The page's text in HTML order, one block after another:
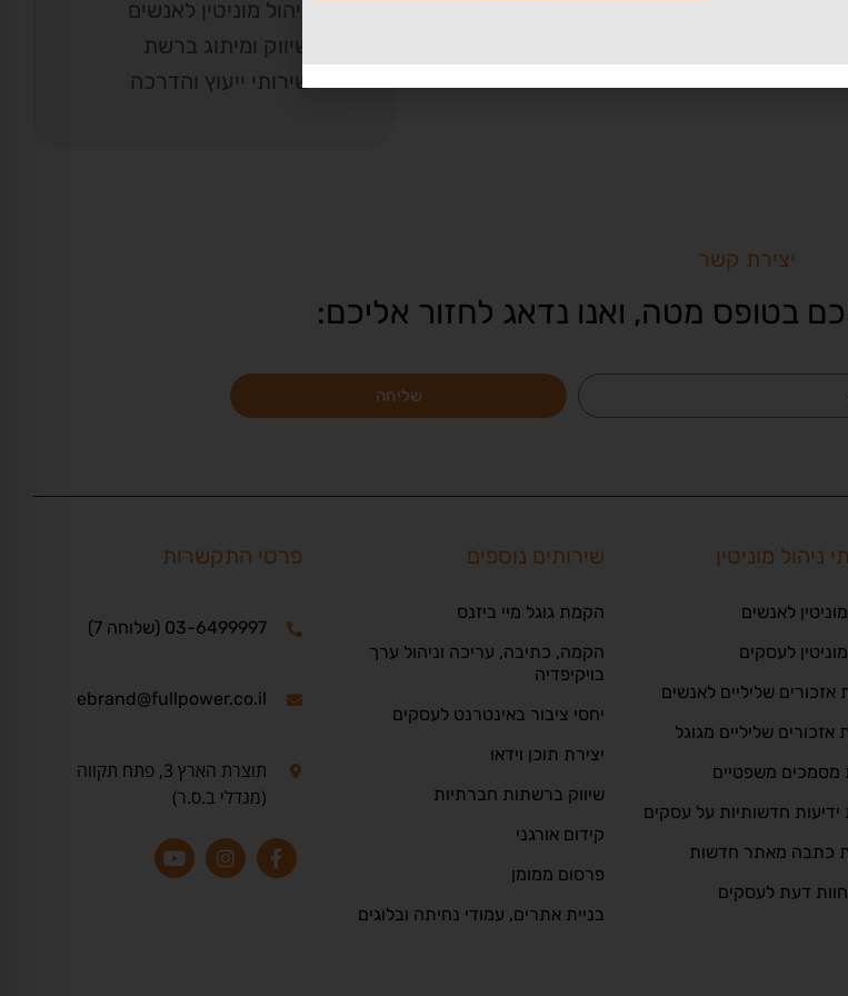
ניהול מוניטין לאנשים
שיווק ומיתוג ברשת
שירותי ייעוץ והדרכה
יצירת קשר
בטופס מטה, ואנו נדאג לחזור אליכם:
שליחה
ניהול מוניטין
לאנשים
לעסקים
אזכורים שליליים לאנשים
אזכורים שליליים מגוגל
משפטיים
חדשותיות על עסקים
כתבה מאתר חדשות
חוות דעת לעסקים
שירותים נוספים
הקמת גוגל מיי ביזנס
הקמה, כתיבה, עריכה וניהול ערך
בויקיפדיה
יחסי ציבור באינטרנט לעסקים
יצירת תוכן וידאו
שיווק ברשתות חברתיות
קידום אורגני
פרסום ממומן
בניית אתרים, עמודי נחיתה ובלוגים
פרטי התקשרות
03-6499997 (שלוחה 7)
ebrand@fullpower.co.il
תוצרת הארץ 3, פתח תקווה
(מגדלי ב.ס.ר)